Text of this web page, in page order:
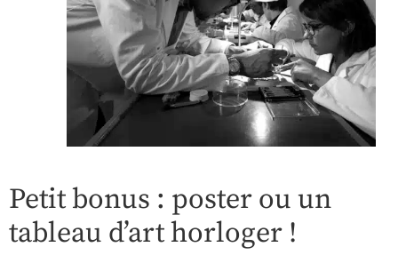
Petit bonus : poster ou un
tableau d’art horloger !